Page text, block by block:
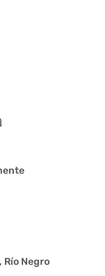
Río Negro